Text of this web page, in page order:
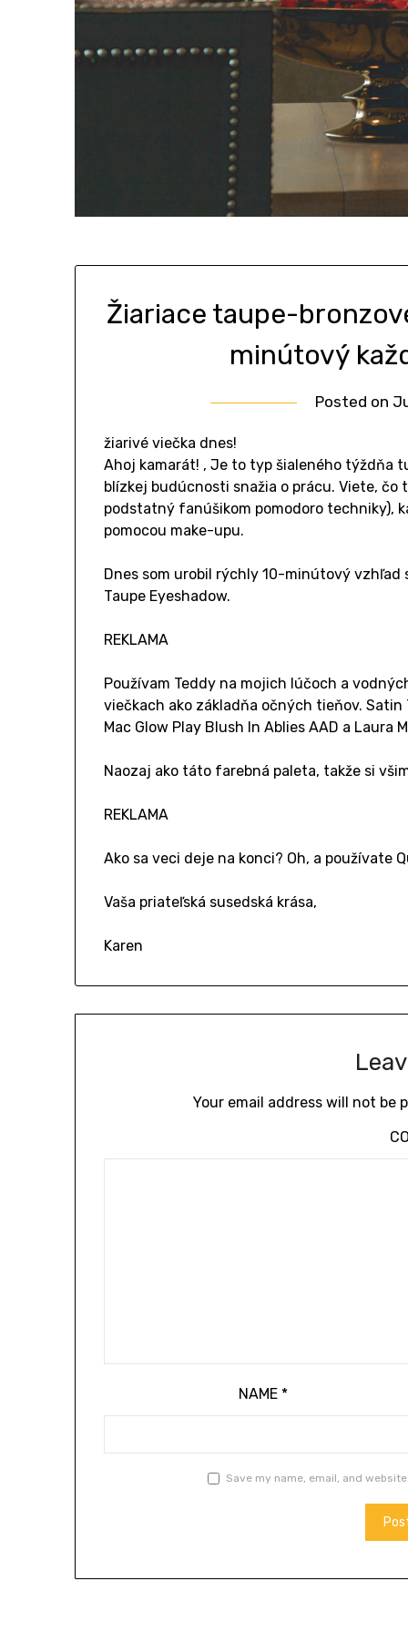
Žiariace taupe-
minútový
Posted on
žiarivé viečka dnes!
Ahoj kamarát! , Je to typ šialeného týždňa
blízkej budúcnosti snažia o prácu. Viete,
podstatný fanúšikom pomodoro techniky),
pomocou make-upu.
Dnes som urobil rýchly 10-minútový vzhľad
Taupe Eyeshadow.
REKLAMA
Používam Teddy na mojich lúčoch a
viečkach ako základňa očných tieňov.
Mac Glow Play Blush In Ablies AAD a Laura
Naozaj ako táto farebná paleta, takže si
REKLAMA
Ako sa veci deje na konci? Oh, a používate
Vaša priateľská susedská krása,
Karen
Your email address will not be
NAME *
Save my name, email, and